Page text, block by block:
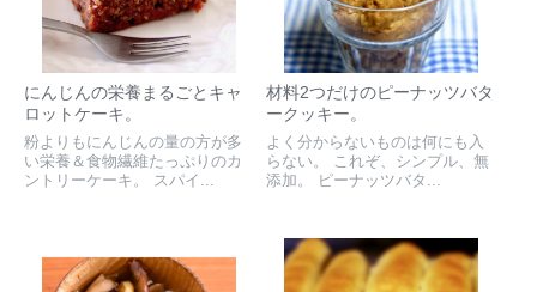
にんじんの栄養まるごとキャ
ロットケーキ。
粉よりもにんじんの量の方が多
い栄養＆食物繊維たっぷりのカ
ントリーケーキ。 スパイ...
材料2つだけのピーナッツバタ
ークッキー。
よく分からないものは何にも入
らない。 これぞ、シンプル、無
添加。 ピーナッツバタ...